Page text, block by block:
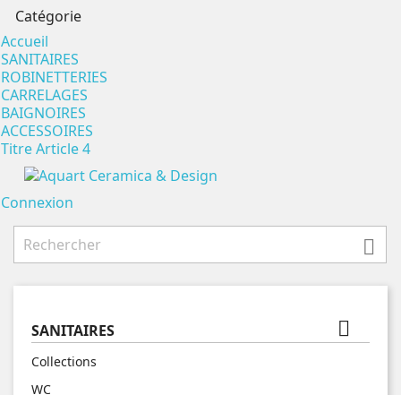
Catégorie
Accueil
SANITAIRES
ROBINETTERIES
CARRELAGES
BAIGNOIRES
ACCESSOIRES
Titre Article 4
Connexion

SANITAIRES 
Collections
WC